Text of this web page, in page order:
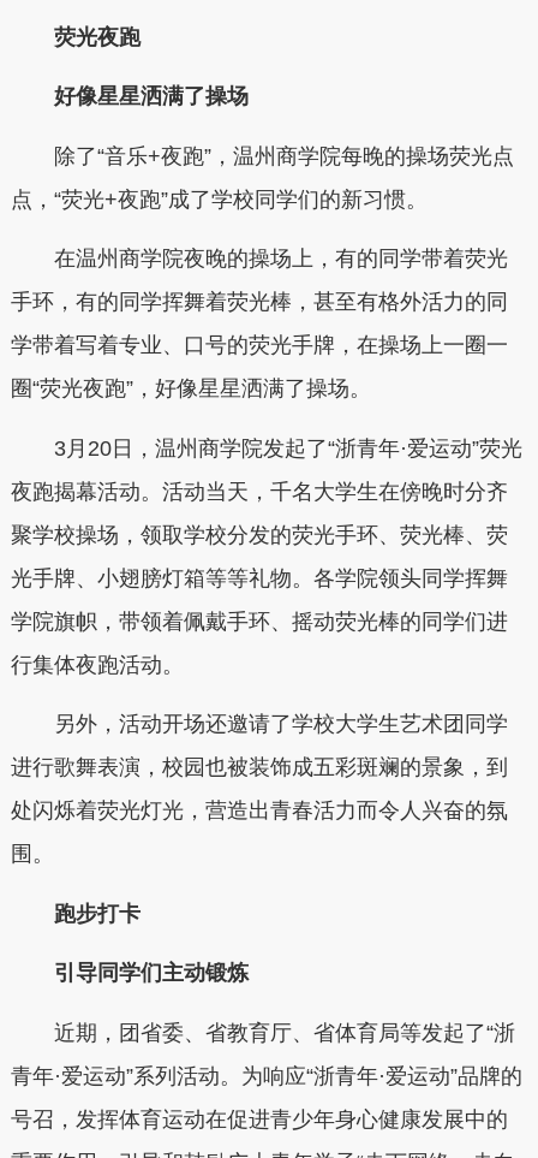
荧光夜跑
好像星星洒满了操场
除了“音乐+夜跑”，温州商学院每晚的操场荧光点
点，“荧光+夜跑”成了学校同学们的新习惯。
在温州商学院夜晚的操场上，有的同学带着荧光
手环，有的同学挥舞着荧光棒，甚至有格外活力的同
学带着写着专业、口号的荧光手牌，在操场上一圈一
圈“荧光夜跑”，好像星星洒满了操场。
3月20日，温州商学院发起了“浙青年·爱运动”荧光
夜跑揭幕活动。活动当天，千名大学生在傍晚时分齐
聚学校操场，领取学校分发的荧光手环、荧光棒、荧
光手牌、小翅膀灯箱等等礼物。各学院领头同学挥舞
学院旗帜，带领着佩戴手环、摇动荧光棒的同学们进
行集体夜跑活动。
另外，活动开场还邀请了学校大学生艺术团同学
进行歌舞表演，校园也被装饰成五彩斑斓的景象，到
处闪烁着荧光灯光，营造出青春活力而令人兴奋的氛
围。
跑步打卡
引导同学们主动锻炼
近期，团省委、省教育厅、省体育局等发起了“浙
青年·爱运动”系列活动。为响应“浙青年·爱运动”品牌的
号召，发挥体育运动在促进青少年身心健康发展中的